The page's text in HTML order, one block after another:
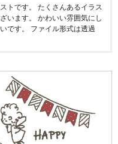
トです。 たくさんあるイラス
います。 かわいい雰囲気にし
です。 ファイル形式は透過